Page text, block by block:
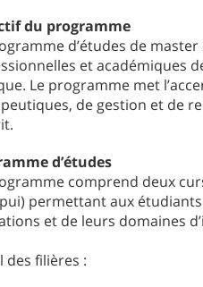
du programme
d’études de
et académiques
Le programme met
de gestion et de
d’études
comprend deux
permettant aux
et de leurs domaines
des filières :